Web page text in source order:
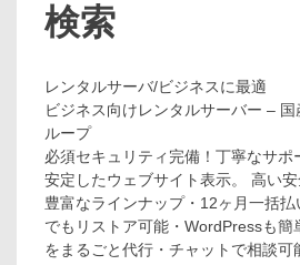
検索
レンタルサーバ/ビジネスに最適
ビジネス向けレンタルサーバー –
ループ
必須セキュリティ完備！丁寧なサポ
安定したウェブサイト表示。 高い
豊富なラインナップ・12ヶ月一括
でもリストア可能・WordPressも簡
をまるごと代行・チャットで相談可